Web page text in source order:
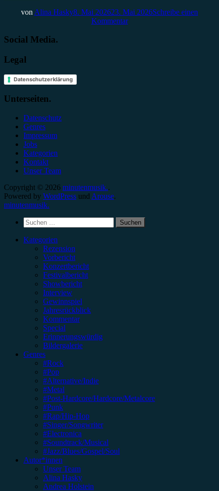
von Alina Hasky8. Mai 202623. Mai 2026Schreibe einen
Kommentar
Social Media.
Legal
Datenschutzerklärung
Unterseiten.
Datenschutz
Genres
Impressum
Jobs
Kategorien
Kontakt
Unser Team
Copyright © 2026 minutenmusik..
Powered by WordPress und Arouse.
minutenmusik.
Suchen
nach:
Kategorien
Rezension
Vorbericht
Konzertbericht
Festivalbericht
Showbericht
Interview
Gewinnspiel
Jahresrückblick
Kommentar
Special
Erinnerungswürdig
Bildergalerie
Genres
#Rock
#Pop
#Alternative/Indie
#Metal
#Post-Hardcore/Hardcore/Metalcore
#Punk
#Rap/Hip-Hop
#Singer/Songwriter
#Electronica
#Soundtrack/Musical
#Jazz/Blues/Gospel/Soul
Autor*innen
Unser Team
Alina Hasky
Andrea Holstein